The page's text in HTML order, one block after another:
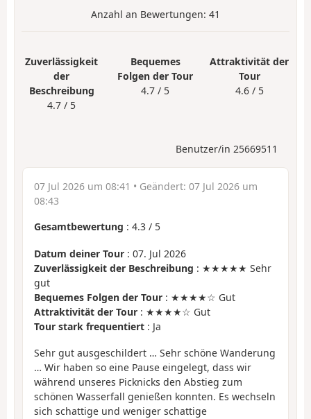
Anzahl an Bewertungen: 41
Zuverlässigkeit
der
Beschreibung
4.7 / 5
Bequemes
Folgen der Tour
4.7 / 5
Attraktivität der
Tour
4.6 / 5
Benutzer/in 25669511
07 Jul 2026 um 08:41 • Geändert: 07 Jul 2026 um
08:43
Gesamtbewertung : 4.3 / 5
Datum deiner Tour : 07. Jul 2026
Zuverlässigkeit der Beschreibung : ★★★★★ Sehr
gut
Bequemes Folgen der Tour : ★★★★☆ Gut
Attraktivität der Tour : ★★★★☆ Gut
Tour stark frequentiert : Ja
Sehr gut ausgeschildert … Sehr schöne Wanderung
… Wir haben so eine Pause eingelegt, dass wir
während unseres Picknicks den Abstieg zum
schönen Wasserfall genießen konnten. Es wechseln
sich schattige und weniger schattige